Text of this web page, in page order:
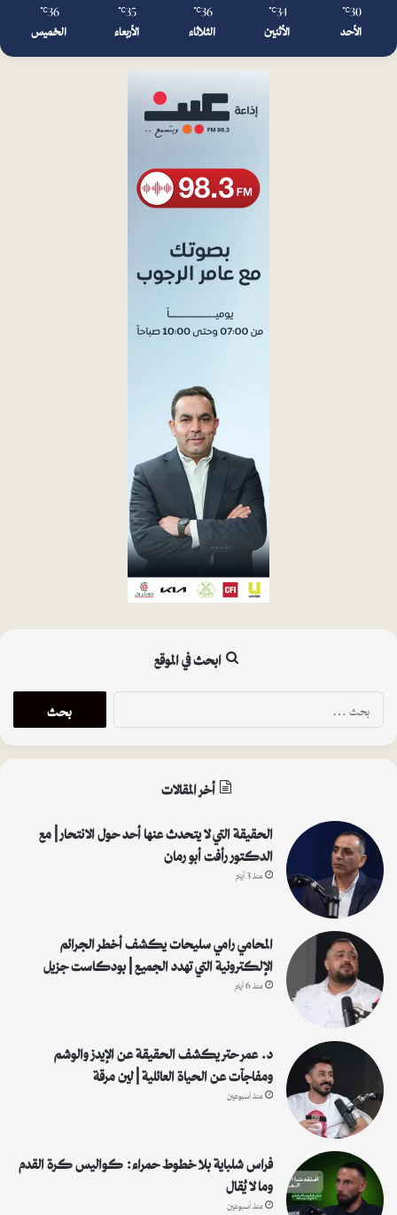
30
℃
الأحد
34
℃
الأثنين
36
℃
الثلاثاء
35
℃
الأربعاء
36
℃
الخميس
ابحث في الموقع
البحث
عن:
أخر المقالات
الحقيقة التي لا يتحدث عنها أحد حول الانتحار | مع
الدكتور رأفت أبو رمان
منذ 3 أيام
المحامي رامي سليحات يكشف أخطر الجرائم
الإلكترونية التي تهدد الجميع | بودكاست جزيل
منذ 6 أيام
د. عمر حتر يكشف الحقيقة عن الإيدز والوشم
ومفاجآت عن الحياة العائلية | لين مرقة
منذ أسبوعين
فراس شلباية بلا خطوط حمراء: كواليس كرة القدم
وما لا يُقال
منذ أسبوعين